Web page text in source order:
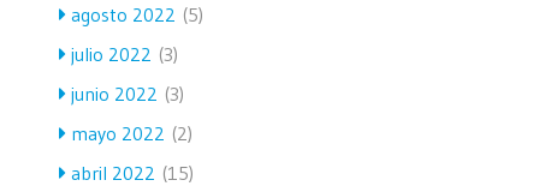
agosto 2022 (5)
julio 2022 (3)
junio 2022 (3)
mayo 2022 (2)
abril 2022 (15)